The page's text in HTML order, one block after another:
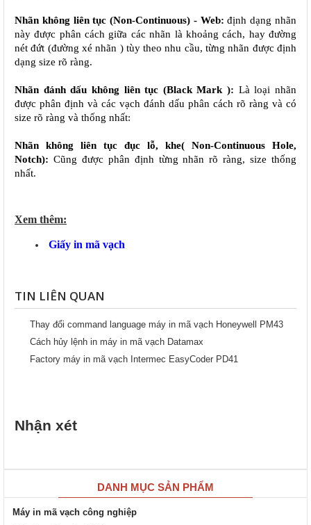
Nhãn không liên tục (Non-Continuous) - Web: định dạng nhãn
này được phân cách giữa các nhãn là khoảng cách, hay đường
nét đứt (đường xé nhãn ) tùy theo nhu cầu, từng nhãn được định
dạng size rõ ràng.
Nhãn đánh dấu không liên tục (Black Mark ): Là loại nhãn
được phân định và các vạch đánh dấu phân cách rõ ràng và có
size rõ ràng và thống nhất:
Nhãn không liên tục đục lỗ, khe( Non-Continuous Hole,
Notch): Cũng được phân định từng nhãn rõ ràng, size thống
nhất.
Xem thêm:
Giấy in mã vạch
TIN LIÊN QUAN
Thay đổi command language máy in mã vạch Honeywell PM43
Cách hủy lệnh in máy in mã vạch Datamax
Factory máy in mã vạch Intermec EasyCoder PD41
Nhận xét
DANH MỤC SẢN PHẨM
Máy in mã vạch công nghiệp